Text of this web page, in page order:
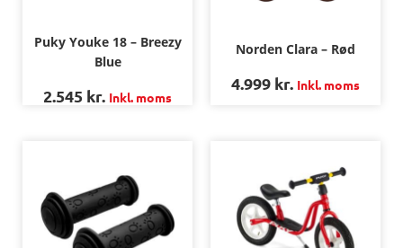
Puky Youke 18 – Breezy
Blue
2.545 kr. Inkl. moms
Norden Clara – Rød
4.999 kr. Inkl. moms